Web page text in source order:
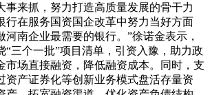
事来抓，努力打造高质量发展的骨干力
行在服务国资国企改革中努力当好方面
河南企业最需要的银行。”徐诺金表示，
“三个一批”项目清单，引资入豫，助力政
市场直接融资，降低融资成本。同时，支
资产证券化等创新业务模式盘活存量资